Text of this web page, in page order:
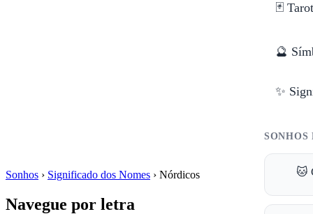
🃏
🔮
✨
SONHOS
🐱
Sonhos › Significado dos Nomes › Nórdicos
Navegue por letra